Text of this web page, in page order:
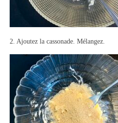
Clafoutis Crèmes Flans
Friandises Mignardises
Gâteaux Tartes
Panna cotta Tiramisu
Divers desserts
2. Ajoutez la cassonade. Mélangez.